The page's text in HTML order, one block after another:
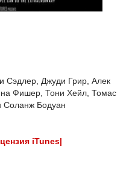
Сэдлер, Джуди Грир, Алек
Фишер, Тони Хейл, Томас
Соланж Бодуан
iTunes|